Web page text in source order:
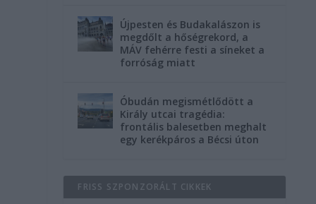
Újpesten és Budakalászon is
megdőlt a hőségrekord, a
MÁV fehérre festi a síneket a
forróság miatt
Óbudán megismétlődött a
Király utcai tragédia:
frontális balesetben meghalt
egy kerékpáros a Bécsi úton
FRISS SZPONZORÁLT CIKKEK